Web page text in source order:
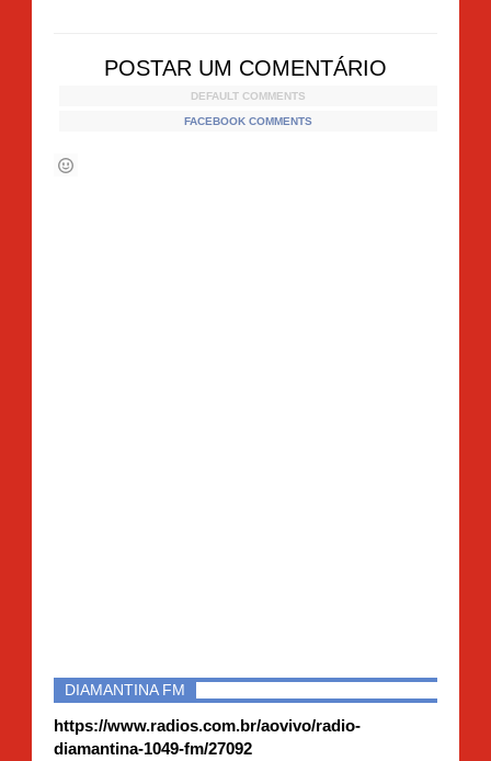
POSTAR UM COMENTÁRIO
DEFAULT COMMENTS
FACEBOOK COMMENTS
DIAMANTINA FM
https://www.radios.com.br/aovivo/radio-
diamantina-1049-fm/27092